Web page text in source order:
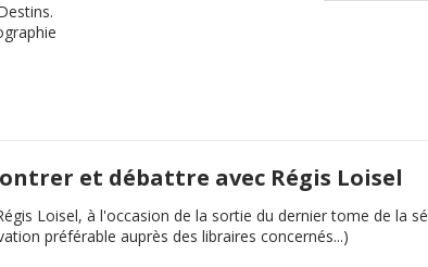
et débattre avec Régis Loisel
Loisel, à l'occasion de la sortie du dernier tome de la
préférable auprès des libraires concernés...)